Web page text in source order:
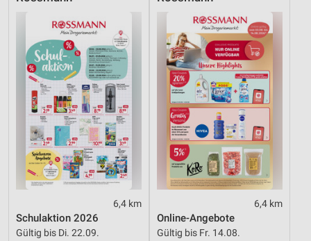
6,4 km
Schulaktion 2026
Gültig bis Di. 22.09.
6,4 km
Online-Angebote
Gültig bis Fr. 14.08.
Erstellung von Profilen zur Personalisierung
Verwendung von Profilen zur Auswahl
personalisierter Inhalte
Messung der Werbeleistung
Messung der Performance von Inhalten
Analyse von Zielgruppen durch Statistiken oder
Kombinationen von Daten aus verschiedenen
Quellen
Entwicklung und Verbesserung der Angebote
Verwendung reduzierter Daten zur Auswahl von
Inhalten